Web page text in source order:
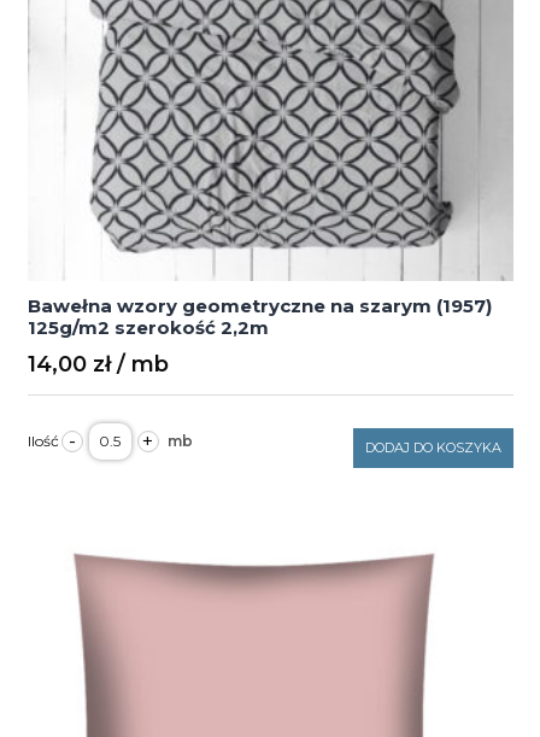
Bawełna wzory geometryczne na szarym (1957)
125g/m2 szerokość 2,2m
14,00 zł
- ilość
Bawełna
wzory
125g/m2
szerokość
+ DODAJ DO KOSZYKA